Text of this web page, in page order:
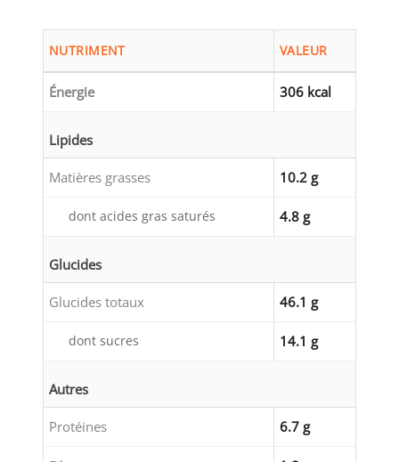
NUTRIMENT VALEUR
Énergie 306 kcal
Lipides
Matières grasses 10.2 g
dont acides gras saturés 4.8 g
Glucides
Glucides totaux 46.1 g
dont sucres 14.1 g
Autres
Protéines 6.7 g